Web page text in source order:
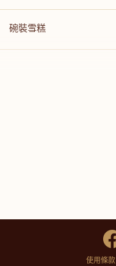
碗裝雪糕
使用條款